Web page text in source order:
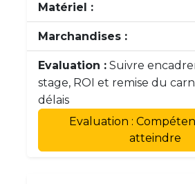
Matériel :
Marchandises :
Evaluation : Suivre
stage, ROI et remise du
délais
Evaluation :
atteindre